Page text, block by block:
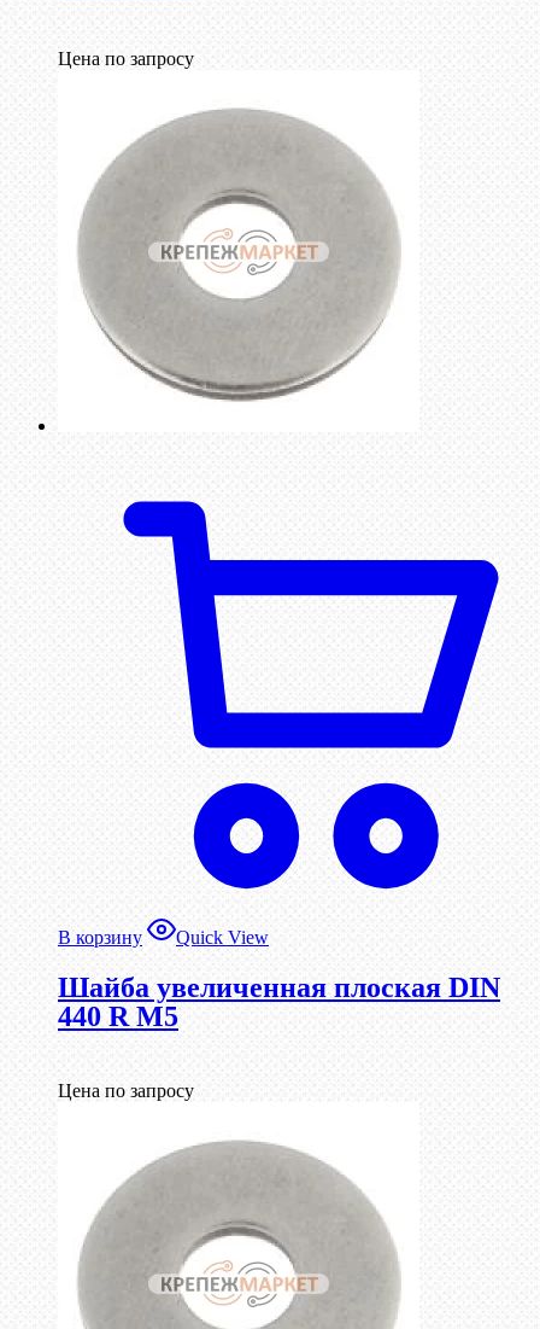
Цена по запросу
В корзину Quick View
Шайба увеличенная плоская DIN
440 R М5
Цена по запросу